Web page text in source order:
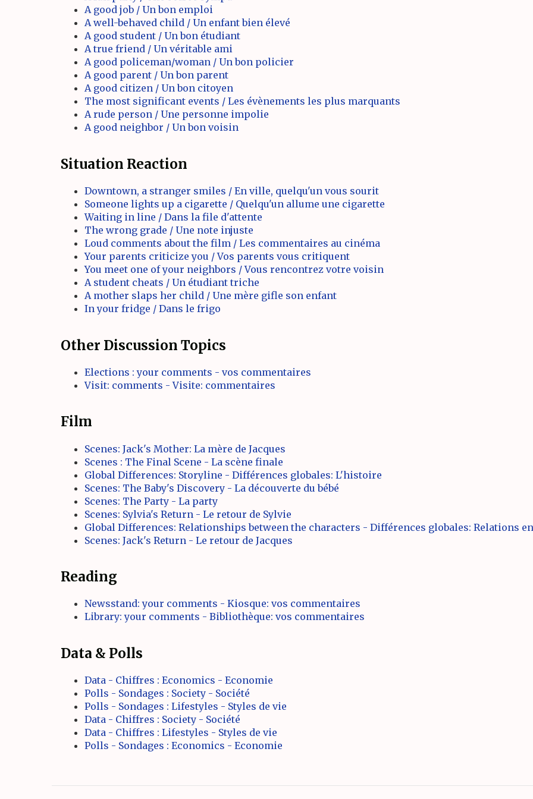
A good job / Un bon emploi
A well-behaved child / Un enfant bien élevé
A good student / Un bon étudiant
A true friend / Un véritable ami
A good policeman/woman / Un bon policier
A good parent / Un bon parent
A good citizen / Un bon citoyen
The most significant events / Les évènements les plus marquants
A rude person / Une personne impolie
A good neighbor / Un bon voisin
Situation Reaction
Downtown, a stranger smiles / En ville, quelqu'un vous sourit
Someone lights up a cigarette / Quelqu'un allume une cigarette
Waiting in line / Dans la file d'attente
The wrong grade / Une note injuste
Loud comments about the film / Les commentaires au cinéma
Your parents criticize you / Vos parents vous critiquent
You meet one of your neighbors / Vous rencontrez votre voisin
A student cheats / Un étudiant triche
A mother slaps her child / Une mère gifle son enfant
In your fridge / Dans le frigo
Other Discussion Topics
Elections : your comments - vos commentaires
Visit: comments - Visite: commentaires
Film
Scenes: Jack's Mother: La mère de Jacques
Scenes : The Final Scene - La scène finale
Global Differences: Storyline - Différences globales: L'histoire
Scenes: The Baby's Discovery - La découverte du bébé
Scenes: The Party - La party
Scenes: Sylvia's Return - Le retour de Sylvie
Global Differences: Relationships between the characters - Différences globales: Relations
Scenes: Jack's Return - Le retour de Jacques
Reading
Newsstand: your comments - Kiosque: vos commentaires
Library: your comments - Bibliothèque: vos commentaires
Data & Polls
Data - Chiffres : Economics - Economie
Polls - Sondages : Society - Société
Polls - Sondages : Lifestyles - Styles de vie
Data - Chiffres : Society - Société
Data - Chiffres : Lifestyles - Styles de vie
Polls - Sondages : Economics - Economie